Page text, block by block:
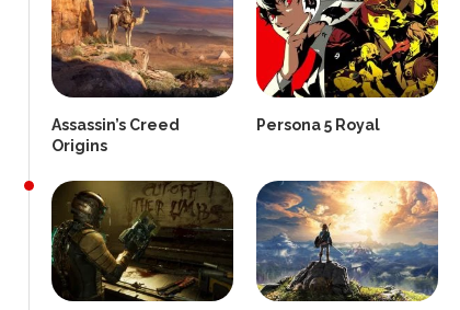
Assassin’s Creed
Origins
Persona 5 Royal